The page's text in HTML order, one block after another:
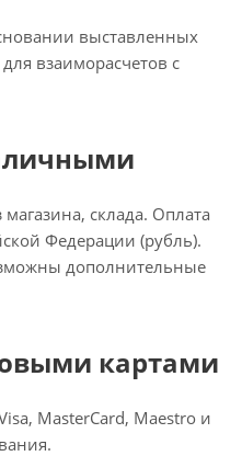
выставленных
взаиморасчетов с
склада. Оплата
Федерации (рубль).
дополнительные
картами
MasterCard, Maestro и